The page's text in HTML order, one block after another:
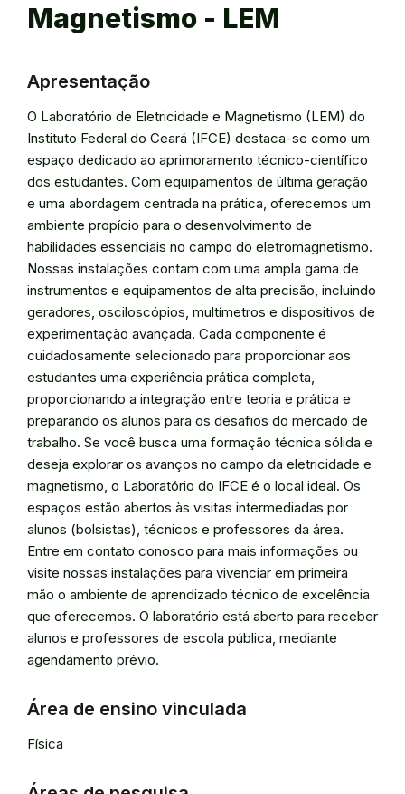
Magnetismo - LEM
Apresentação
O Laboratório de Eletricidade e Magnetismo (LEM) do
Instituto Federal do Ceará (IFCE) destaca-se como um
espaço dedicado ao aprimoramento técnico-científico
dos estudantes. Com equipamentos de última geração
e uma abordagem centrada na prática, oferecemos um
ambiente propício para o desenvolvimento de
habilidades essenciais no campo do eletromagnetismo.
Nossas instalações contam com uma ampla gama de
instrumentos e equipamentos de alta precisão, incluindo
geradores, osciloscópios, multímetros e dispositivos de
experimentação avançada. Cada componente é
cuidadosamente selecionado para proporcionar aos
estudantes uma experiência prática completa,
proporcionando a integração entre teoria e prática e
preparando os alunos para os desafios do mercado de
trabalho. Se você busca uma formação técnica sólida e
deseja explorar os avanços no campo da eletricidade e
magnetismo, o Laboratório do IFCE é o local ideal. Os
espaços estão abertos às visitas intermediadas por
alunos (bolsistas), técnicos e professores da área.
Entre em contato conosco para mais informações ou
visite nossas instalações para vivenciar em primeira
mão o ambiente de aprendizado técnico de excelência
que oferecemos. O laboratório está aberto para receber
alunos e professores de escola pública, mediante
agendamento prévio.
Área de ensino vinculada
Física